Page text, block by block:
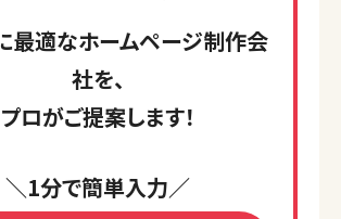
最適なホームページ制作会
社を、
プロがご提案します！
＼1分で簡単入力／